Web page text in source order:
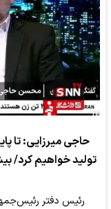
رئیس دفتر